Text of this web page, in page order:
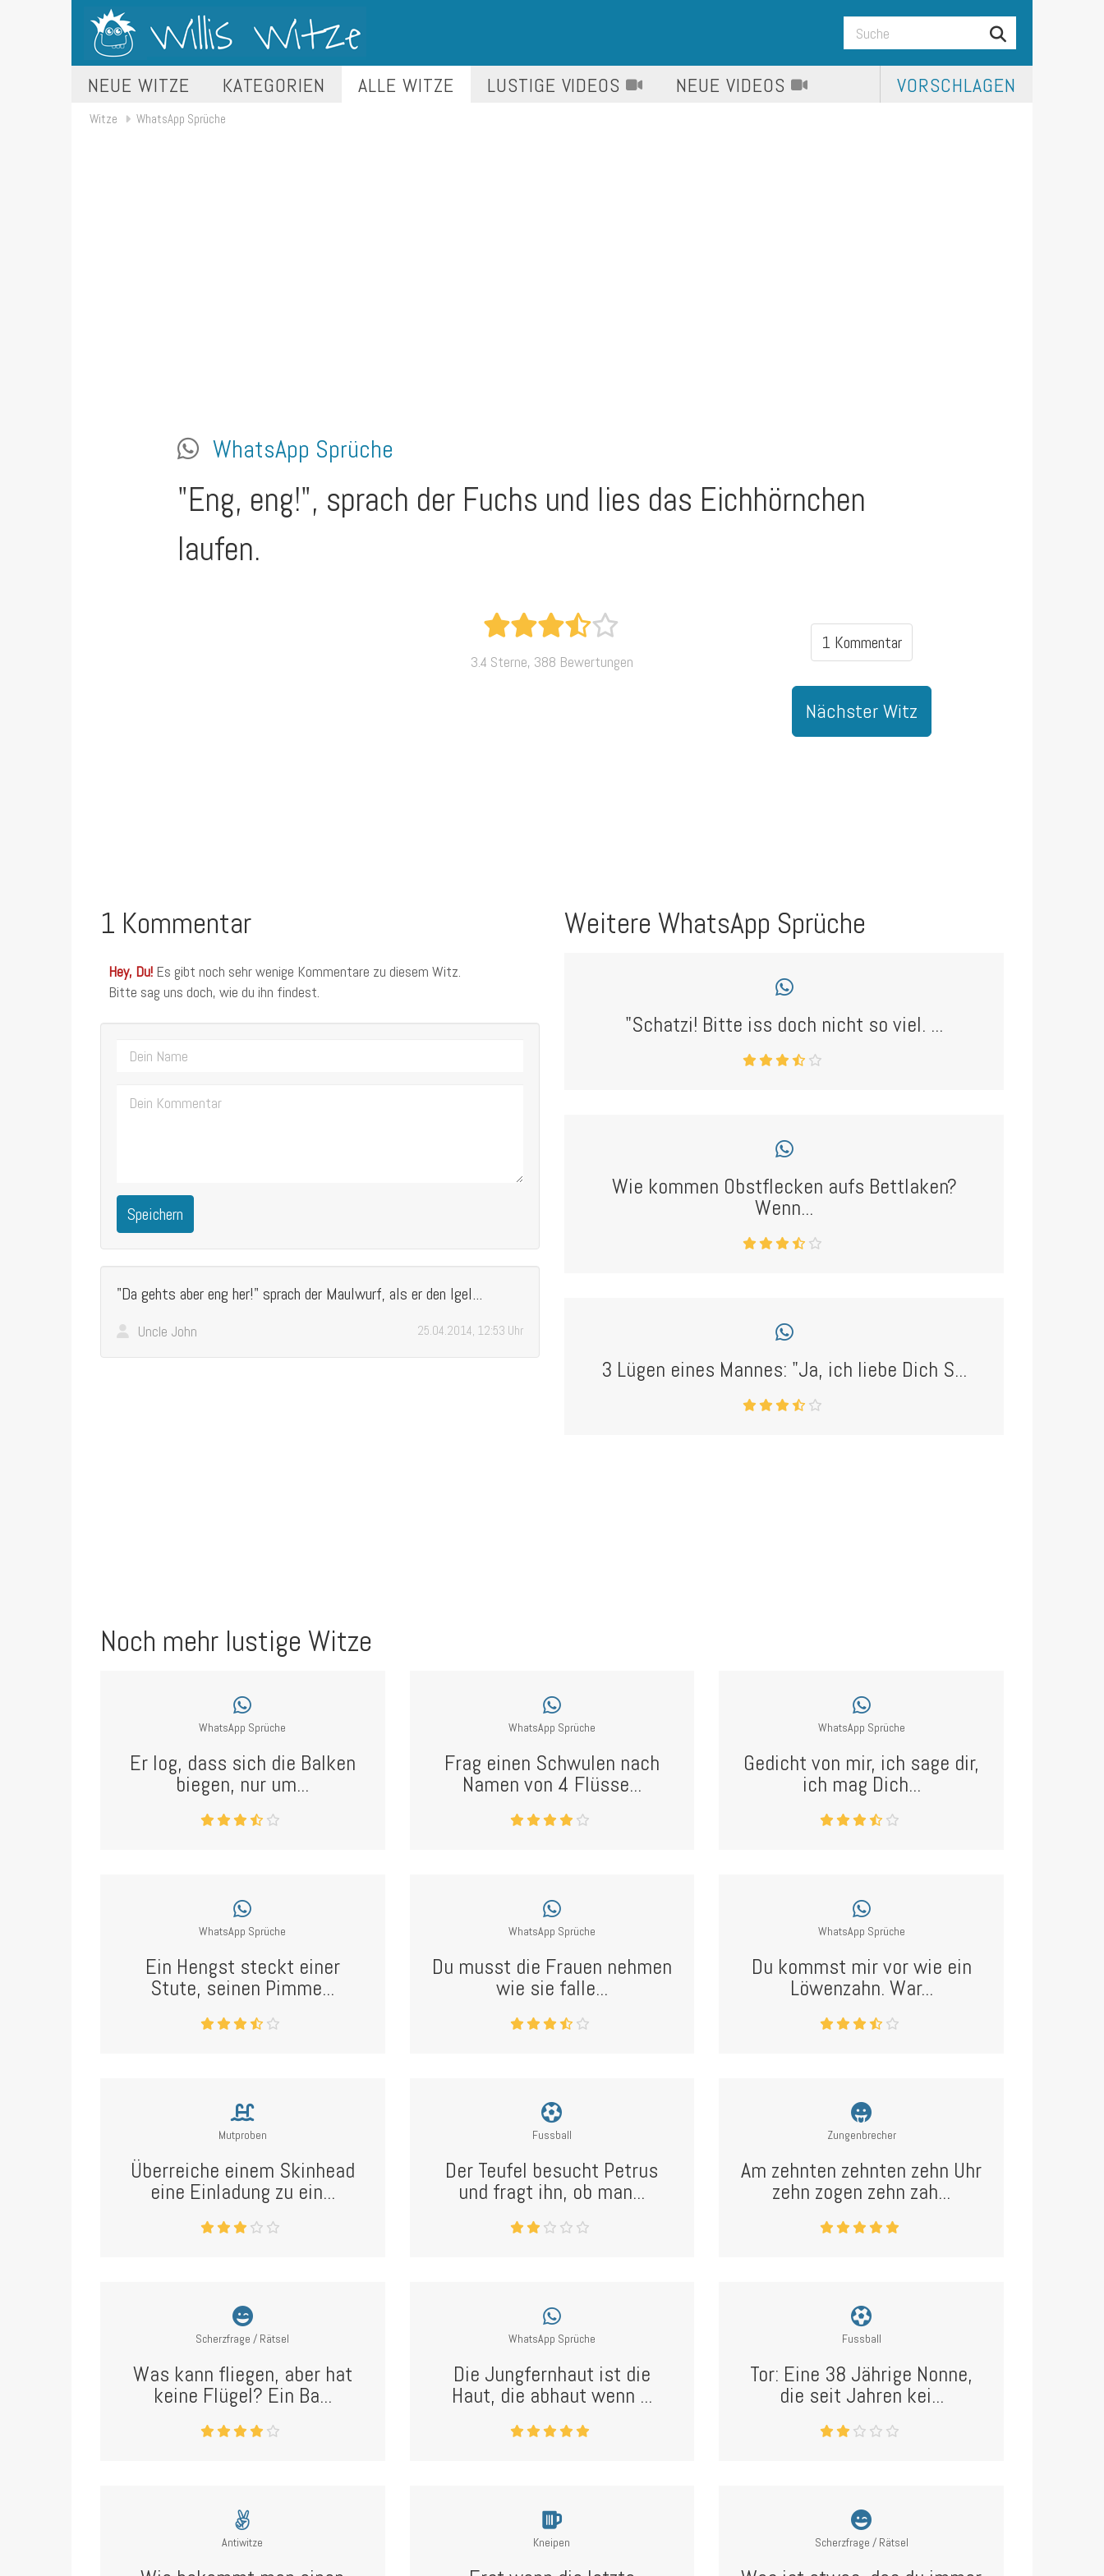
NEUE WITZE KATEGORIEN ALLE WITZE LUSTIGE VIDEOS NEUE VIDEOS VORSCHLAGEN
Witze WhatsApp Sprüche
WhatsApp Sprüche
"Eng, eng!", sprach der Fuchs und lies das Eichhörnchen
laufen.
3.4 Sterne, 388 Bewertungen
1 Kommentar
Nächster Witz
1 Kommentar
Hey, Du! Es gibt noch sehr wenige Kommentare zu diesem Witz.
Bitte sag uns doch, wie du ihn findest.
Speichern
"Da gehts aber eng her!" sprach der Maulwurf, als er den Igel...
Uncle John 25.04.2014, 12:53 Uhr
Weitere WhatsApp Sprüche
"Schatzi! Bitte iss doch nicht so viel. ...
Wie kommen Obstflecken aufs Bettlaken?
Wenn...
3 Lügen eines Mannes: "Ja, ich liebe Dich S...
Noch mehr lustige Witze
WhatsApp Sprüche
Er log, dass sich die Balken
biegen, nur um...
WhatsApp Sprüche
Frag einen Schwulen nach
Namen von 4 Flüsse...
WhatsApp Sprüche
Gedicht von mir, ich sage dir,
ich mag Dich...
WhatsApp Sprüche
Ein Hengst steckt einer
Stute, seinen Pimme...
WhatsApp Sprüche
Du musst die Frauen nehmen
wie sie falle...
WhatsApp Sprüche
Du kommst mir vor wie ein
Löwenzahn. War...
Mutproben
Überreiche einem Skinhead
eine Einladung zu ein...
Fussball
Der Teufel besucht Petrus
und fragt ihn, ob man...
Zungenbrecher
Am zehnten zehnten zehn Uhr
zehn zogen zehn zah...
Scherzfrage / Rätsel
Was kann fliegen, aber hat
keine Flügel? Ein Ba...
WhatsApp Sprüche
Die Jungfernhaut ist die
Haut, die abhaut wenn ...
Fussball
Tor: Eine 38 Jährige Nonne,
die seit Jahren kei...
Antiwitze Kneipen Scherzfrage / Rätsel